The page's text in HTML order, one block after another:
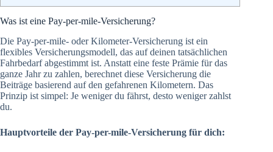
Was ist eine Pay-per-mile-Versicherung?
Die Pay-per-mile- oder Kilometer-Versicherung ist ein
flexibles Versicherungsmodell, das auf deinen tatsächlichen
Fahrbedarf abgestimmt ist. Anstatt eine feste Prämie für das
ganze Jahr zu zahlen, berechnet diese Versicherung die
Beiträge basierend auf den gefahrenen Kilometern. Das
Prinzip ist simpel: Je weniger du fährst, desto weniger zahlst
du.
Hauptvorteile der Pay-per-mile-Versicherung für dich: